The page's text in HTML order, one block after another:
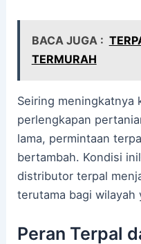
BACA JUGA :
TERMURAH
Seiring meningkatnya
perlengkapan
lama, permintaan
bertambah. Kondisi
distributor terpal
terutama bagi wilayah
Peran Terpal